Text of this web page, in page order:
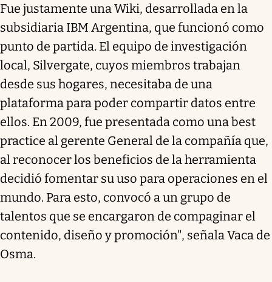
Fue justamente una Wiki, desarrollada en la
subsidiaria IBM Argentina, que funcionó como
punto de partida. El equipo de investigación
local, Silvergate, cuyos miembros trabajan
desde sus hogares, necesitaba de una
plataforma para poder compartir datos entre
ellos. En 2009, fue presentada como una best
practice al gerente General de la compañía que,
al reconocer los beneficios de la herramienta
decidió fomentar su uso para operaciones en el
mundo. Para esto, convocó a un grupo de
talentos que se encargaron de compaginar el
contenido, diseño y promoción", señala Vaca de
Osma.